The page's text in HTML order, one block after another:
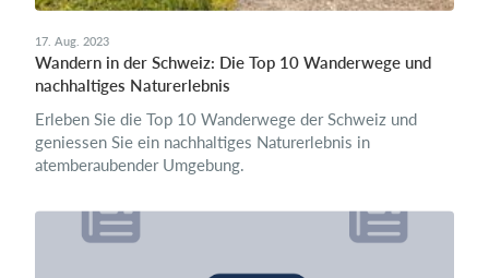
17. Aug. 2023
Wandern in der Schweiz: Die Top 10 Wanderwege und
nachhaltiges Naturerlebnis
Erleben Sie die Top 10 Wanderwege der Schweiz und
geniessen Sie ein nachhaltiges Naturerlebnis in
atemberaubender Umgebung.